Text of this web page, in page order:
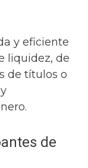
y eficiente
liquidez, de
de títulos o
de